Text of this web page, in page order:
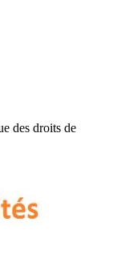
des droits de